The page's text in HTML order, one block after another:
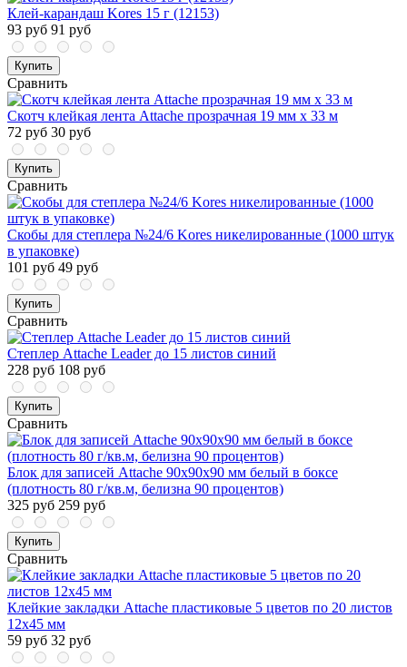
Клей-карандаш Kores 15 г (12153)
93 руб 91 руб
Купить
Сравнить
Скотч клейкая лента Attache прозрачная 19 мм x 33 м
72 руб 30 руб
Купить
Сравнить
Скобы для степлера №24/6 Kores никелированные (1000 штук
в упаковке)
101 руб 49 руб
Купить
Сравнить
Степлер Attache Leader до 15 листов синий
228 руб 108 руб
Купить
Сравнить
Блок для записей Attache 90x90x90 мм белый в боксе
(плотность 80 г/кв.м, белизна 90 процентов)
325 руб 259 руб
Купить
Сравнить
Клейкие закладки Attache пластиковые 5 цветов по 20 листов
12х45 мм
59 руб 32 руб